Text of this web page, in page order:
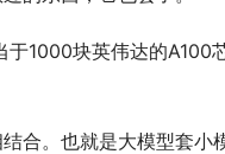
于1000块英伟达的A100
合。也就是大模型套小